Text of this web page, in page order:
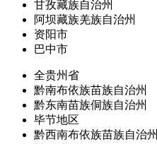
甘孜藏族自治州
阿坝藏族羌族自治州
资阳市
巴中市
全贵州省
黔南布依族苗族自治州
黔东南苗族侗族自治州
毕节地区
黔西南布依族苗族自治州